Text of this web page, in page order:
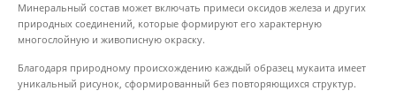
Минеральный состав может включать примеси оксидов железа и других
природных соединений, которые формируют его характерную
многослойную и живописную окраску.
Благодаря природному происхождению каждый образец мукаита имеет
уникальный рисунок, сформированный без повторяющихся структур.